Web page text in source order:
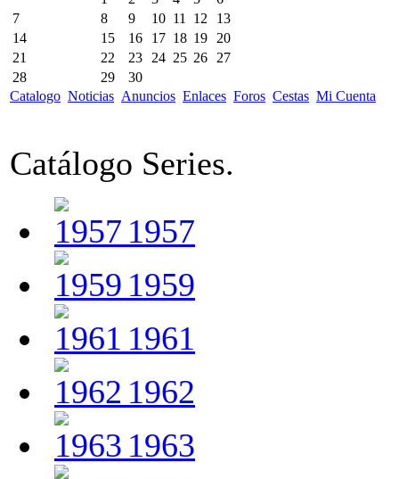
7
8 9 10 11 12
13
14
15 16 17 18 19
20
21
22 23 24 25 26
27
28
29
30
Catalogo Noticias Anuncios Enlaces Foros Cestas Mi Cuenta
Catálogo Series.
1957
1959
1961
1962
1963